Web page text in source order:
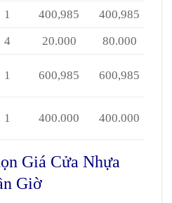
1 400,985
400,985
4 20.000
80.000
1 600,985 600,985
1 400.000 400.000
Giá Cửa Nhựa
Giờ